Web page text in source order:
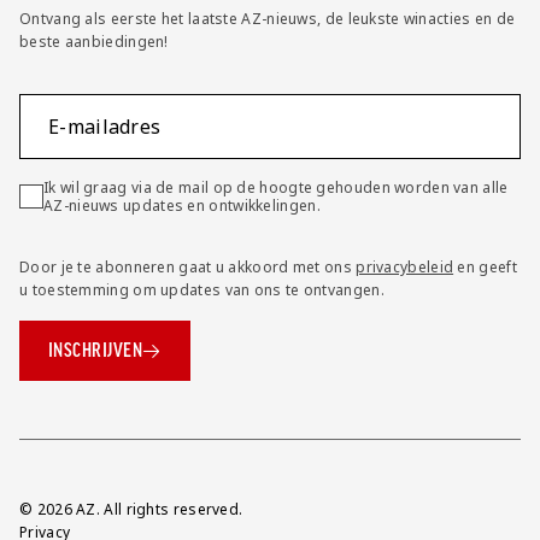
Ontvang als eerste het laatste AZ-nieuws, de leukste winacties en de
beste aanbiedingen!
E-mailadres
Ik wil graag via de mail op de hoogte gehouden worden van alle
AZ-nieuws updates en ontwikkelingen.
Door je te abonneren gaat u akkoord met onsprivacybeleid en geeft
u toestemming om updates van ons te ontvangen.
INSCHRIJVEN
Overig
© 2026 AZ. All rights reserved.
Privacy